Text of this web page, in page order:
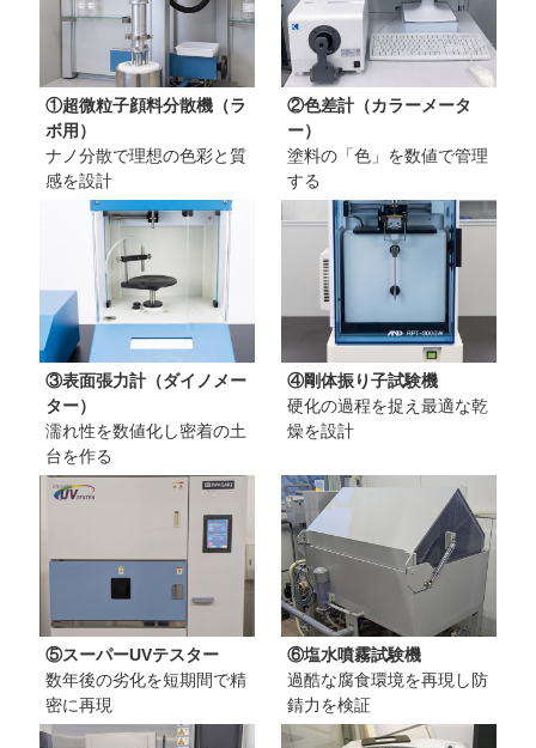
①超微粒子顔料分散機（ラ
ボ用）
ナノ分散で理想の色彩と質
感を設計
②色差計（カラーメータ
ー）
塗料の「色」を数値で管理
する
③表面張力計（ダイノメー
ター）
濡れ性を数値化し密着の土
台を作る
④剛体振り子試験機
硬化の過程を捉え最適な乾
燥を設計
⑤スーパーUVテスター
数年後の劣化を短期間で精
密に再現
⑥塩水噴霧試験機
過酷な腐食環境を再現し防
錆力を検証